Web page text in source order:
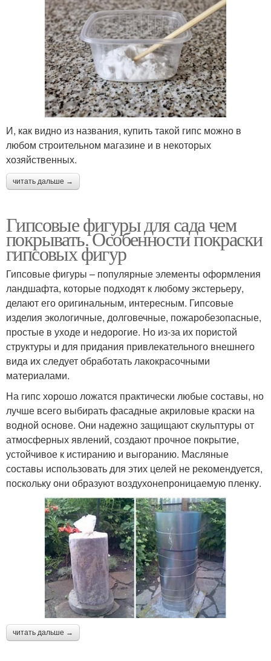
И, как видно из названия, купить такой гипс можно в
любом строительном магазине и в некоторых
хозяйственных.
читать дальше →
Гипсовые фигуры для сада чем
покрывать. Особенности покраски
гипсовых фигур
Гипсовые фигуры – популярные элементы оформления
ландшафта, которые подходят к любому экстерьеру,
делают его оригинальным, интересным. Гипсовые
изделия экологичные, долговечные, пожаробезопасные,
простые в уходе и недорогие. Но из-за их пористой
структуры и для придания привлекательного внешнего
вида их следует обработать лакокрасочными
материалами.
На гипс хорошо ложатся практически любые составы, но
лучше всего выбирать фасадные акриловые краски на
водной основе. Они надежно защищают скульптуры от
атмосферных явлений, создают прочное покрытие,
устойчивое к истиранию и выгоранию. Масляные
составы использовать для этих целей не рекомендуется,
поскольку они образуют воздухонепроницаемую пленку.
читать дальше →